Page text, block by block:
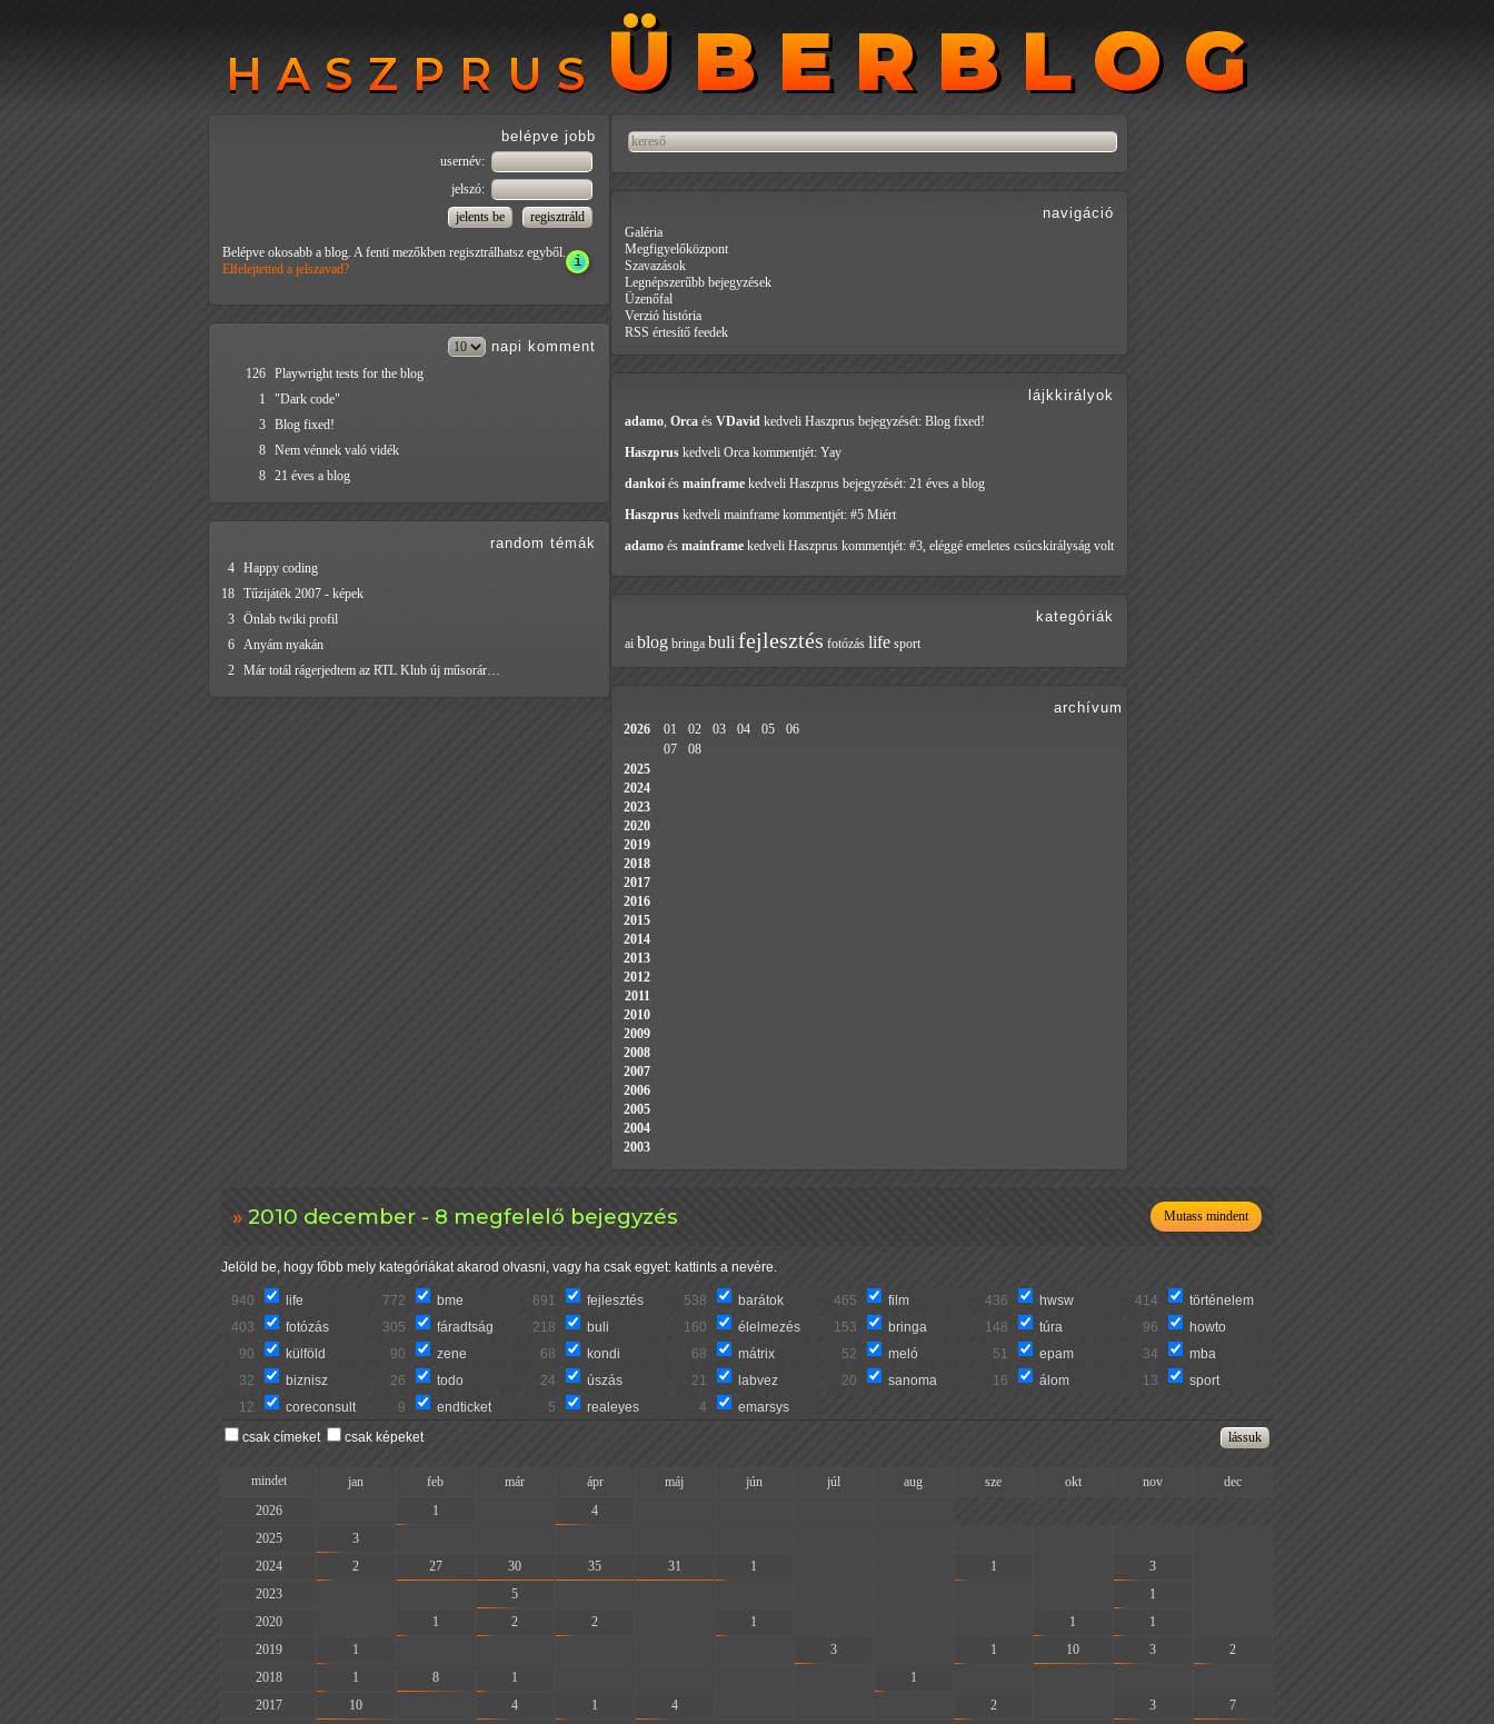
HASZPRUS ÜBERBLOG
HASZPRUS ÜBERBLOG
2010 december - 8 megfelelő bejegyzés Mutass mindent
Jelöld be, hogy főbb mely kategóriákat akarod olvasni, vagy ha csak egyet: kattints a nevére.
940 life 772 bme 691 fejlesztés 538 barátok 465 film 436 hwsw 414
történelem
403
fotózás 305 fáradtság 218 buli 160 élelmezés 153 bringa 148 túra 96
howto
90
külföld 90 zene 68 kondi 68 mátrix 52 meló 51 epam 34
mba
32
biznisz 26 todo 24 úszás 21 labvez 20 sanoma 16 álom 13
sport
12
coreconsult 9 endticket 5 realeyes 4
emarsys
csak címeket
csak képeket
mindet jan feb már ápr máj jún júl aug sze okt nov
dec
2026
1 4
2025
3
2024
2 27 30 35 31 1 1 3
2023
5 1
2020
1 2 2 1 1 1
2019
1 3 1 10 3
2
2018
1 8 1 1
2017
10 4 1 4 2 3
7
belépve jobb
usernév:
jelszó:
Belépve okosabb a blog. A fenti mezőkben regisztrálhatsz egyből.
Elfelejtetted a jelszavad?
napi komment
126 Playwright tests for the blog
1
"Dark code"
3 Blog fixed!
8 Nem vénnek való vidék
8 21 éves a blog
random témák
4 Happy coding
18 Tűzijáték 2007 - képek
3 Önlab twiki profil
6 Anyám nyakán
2 Már totál rágerjedtem az RTL Klub új műsorár…
navigáció
Galéria
Megfigyelőközpont
Szavazások
Legnépszerűbb bejegyzések
Üzenőfal
Verzió história
RSS értesítő feedek
lájkkirályok
adamo, Orca és VDavid kedveli Haszprus bejegyzését: Blog fixed!
Haszprus kedveli Orca kommentjét: Yay
dankoi és mainframe kedveli Haszprus bejegyzését: 21 éves a blog
Haszprus kedveli mainframe kommentjét: #5 Miért
adamo és mainframe kedveli Haszprus kommentjét: #3, eléggé emeletes csúcskirályság volt
kategóriák
ai blog bringa buli fejlesztés fotózás life sport
archívum
2026 01 02 03 04 05
06
07
08
2025
2024
2023
2020
2019
2018
2017
2016
2015
2014
2013
2012
2011
2010
2009
2008
2007
2006
2005
2004
2003